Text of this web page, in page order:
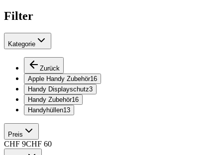
Filter
Kategorie
Zurück
Apple Handy Zubehör16
Handy Displayschutz3
Handy Zubehör16
Handyhüllen13
Preis
CHF 9CHF 60